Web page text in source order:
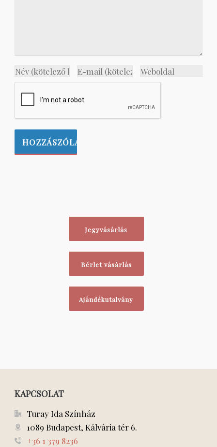
Jegyvásárlás
Bérlet vásárlás
Ajándékutalvány
KAPCSOLAT
Turay Ida Színház
1089 Budapest, Kálvária tér 6.
+36 1 379 8236